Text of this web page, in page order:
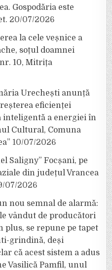
Gospodăria este
20/07/2026
la cele veșnice a
soțul doamnei
10, Mitrița
Urechești anunță
eficienței
inteligentă a energiei în
Cultural, Comuna
10/07/2026
Saligny” Focșani, pe
din județul Vrancea
07/2026
nou semnal de alarmă:
vândut de producători
plus, se repune pe tapet
grindină, deși
că acest sistem a adus
Vasilică Pamfil, unul